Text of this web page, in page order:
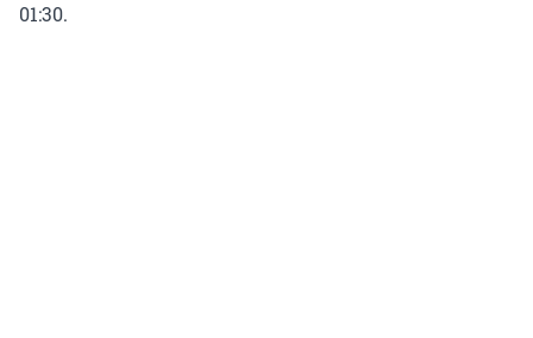
01:30.